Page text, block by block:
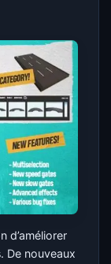
d’améliorer
De nouveaux